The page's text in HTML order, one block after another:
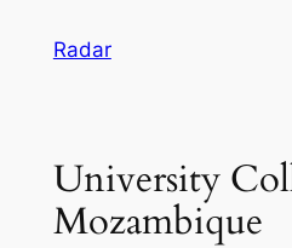
Radar
University
Mozambique